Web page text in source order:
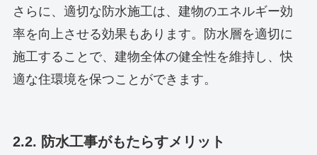
さらに、適切な防水施工は、建物のエネルギー効
率を向上させる効果もあります。防水層を適切に
施工することで、建物全体の健全性を維持し、快
適な住環境を保つことができます。
2.2. 防水工事がもたらすメリット